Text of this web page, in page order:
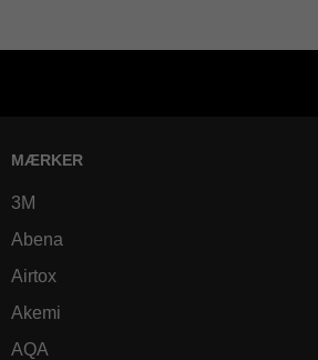
MÆRKER
3M
Abena
Airtox
Akemi
AQA